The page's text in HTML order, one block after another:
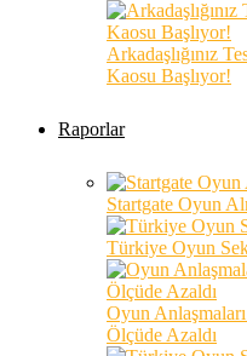
Arkadaşlığınız
Kaosu Başlıyor!
Raporlar
Startgate Oyun
Türkiye Oyun
Oyun
Ölçüde Azaldı